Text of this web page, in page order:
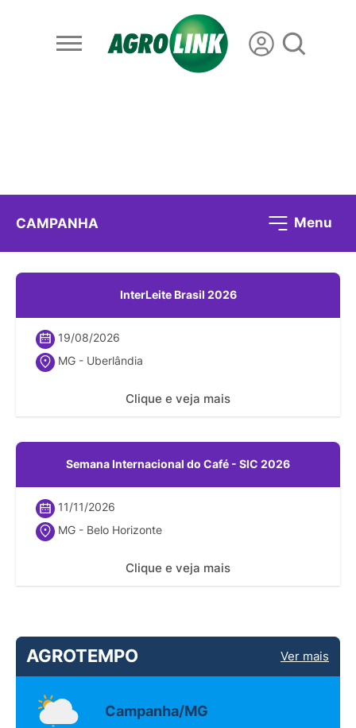
CAMPANHA Menu
InterLeite Brasil 2026
19/08/2026
MG - Uberlândia
Clique e veja mais
Semana Internacional do Café - SIC 2026
11/11/2026
MG - Belo Horizonte
Clique e veja mais
AGROTEMPO Ver mais
Campanha/MG